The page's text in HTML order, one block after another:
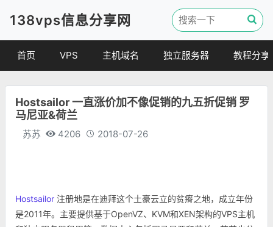
138vps信息分享网
首页 VPS
便宜VPS
VPS评测
主机域名
虚拟主机
独立服务器 教程分享
建站教程
Hostsailor 一直涨价加不像促销的九五折促销 罗
马尼亚&荷兰
苏苏 4206 2018-07-26
Hostsailor 注册地是在迪拜这个土豪云立的贫瘠之地，成立年份
是2011年。主要提供基于OpenVZ、KVM和XEN架构的VPS主机